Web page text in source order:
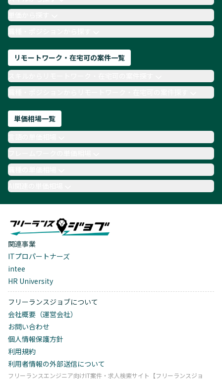
月収100万円 業務委託
COBOL
Ruby
TypeScript
Laravel AWS
単価から探す
職種・ポジションから探す
リモートワーク・在宅可の案件一覧
職種・ポジションからリモートワーク・在宅可の案件探す
単価相場一覧
職種の単価相場
AI関連の単価相場
関連事業
ITプロパートナーズ
intee
HR University
フリーランスジョブについて
会社概要（運営会社）
お問い合わせ
個人情報保護方針
利用規約
利用者情報の外部送信について
フリーランスエンジニア向けIT案件・求人検索サイト【フリーランスジョ